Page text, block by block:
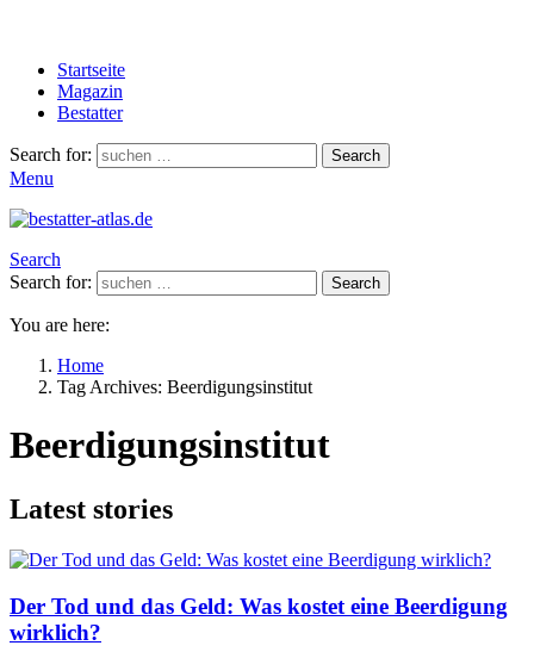
Startseite
Magazin
Bestatter
Search for: Search
Menu
Search
Search for:
Search
You are here:
Home
Tag Archives: Beerdigungsinstitut
Beerdigungsinstitut
Latest stories
Der Tod und das Geld: Was kostet eine Beerdigung
wirklich?